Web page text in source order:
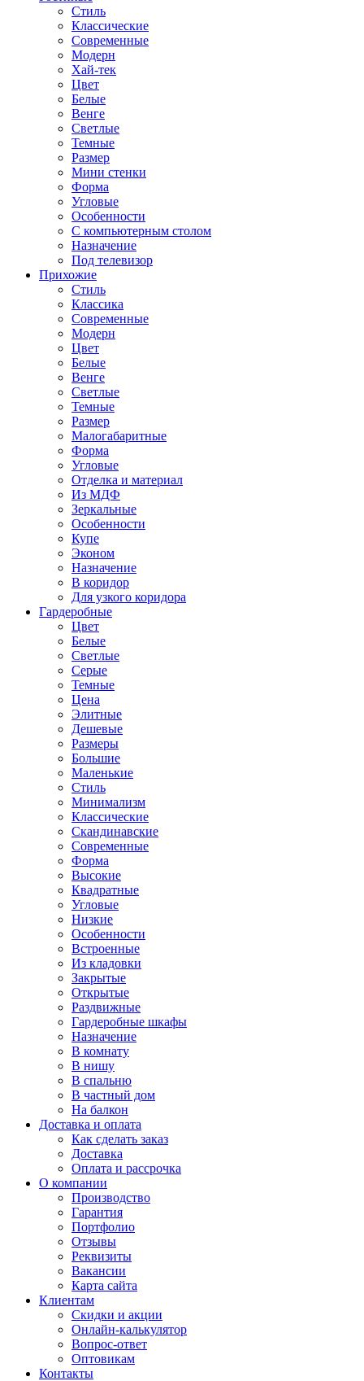
Стиль
Классические
Современные
Модерн
Хай-тек
Цвет
Белые
Венге
Светлые
Темные
Размер
Мини стенки
Форма
Угловые
Особенности
С компьютерным столом
Назначение
Под телевизор
Прихожие
Стиль
Классика
Современные
Модерн
Цвет
Белые
Венге
Светлые
Темные
Размер
Малогабаритные
Форма
Угловые
Отделка и материал
Из МДФ
Зеркальные
Особенности
Купе
Эконом
Назначение
В коридор
Для узкого коридора
Гардеробные
Цвет
Белые
Светлые
Серые
Темные
Цена
Элитные
Дешевые
Размеры
Большие
Маленькие
Стиль
Минимализм
Классические
Скандинавские
Современные
Форма
Высокие
Квадратные
Угловые
Низкие
Особенности
Встроенные
Из кладовки
Закрытые
Открытые
Раздвижные
Гардеробные шкафы
Назначение
В комнату
В нишу
В спальню
В частный дом
На балкон
Доставка и оплата
Как сделать заказ
Доставка
Оплата и рассрочка
О компании
Производство
Гарантия
Портфолио
Отзывы
Реквизиты
Вакансии
Карта сайта
Клиентам
Скидки и акции
Онлайн-калькулятор
Вопрос-ответ
Оптовикам
Контакты